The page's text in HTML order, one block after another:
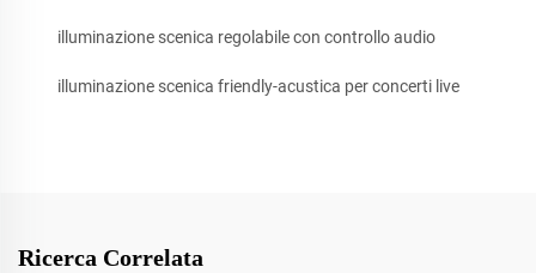
illuminazione scenica regolabile con controllo audio
illuminazione scenica friendly-acustica per concerti live
Ricerca Correlata